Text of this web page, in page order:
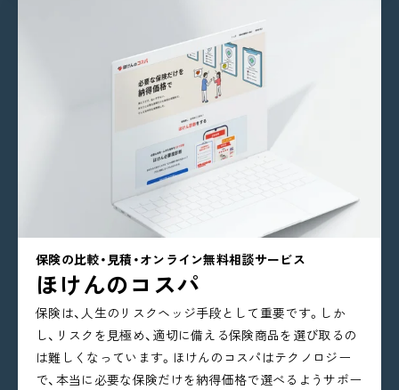
保険の比較・見積・オンライン無料相談サービス
ほけんのコスパ
保険は、人生のリスクヘッジ手段として重要です。しか
し、リスクを見極め、適切に備える保険商品を選び取るの
は難しくなっています。ほけんのコスパはテクノロジー
で、本当に必要な保険だけを納得価格で選べるようサポー